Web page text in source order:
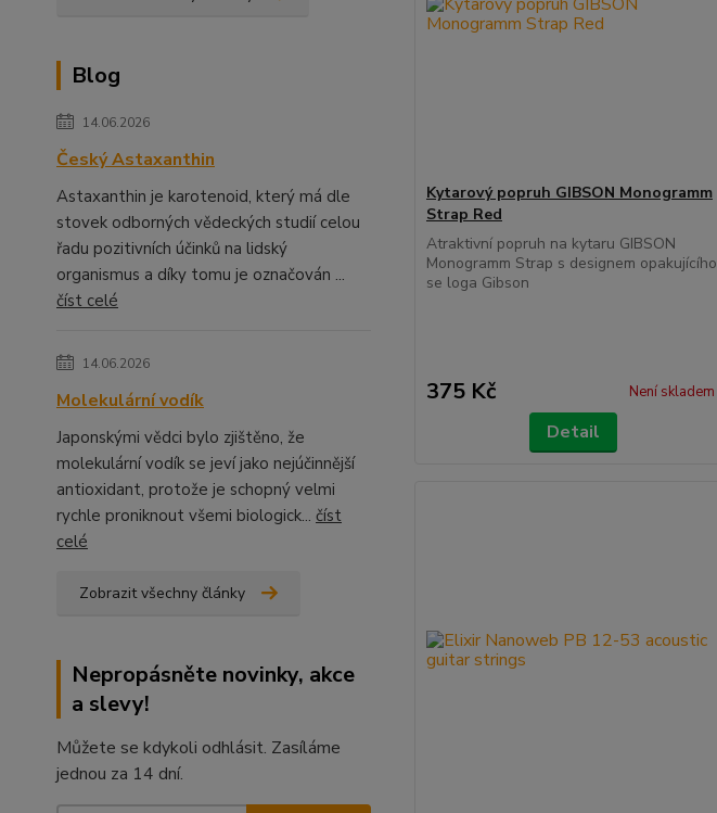
Blog
14.06.2026
Český Astaxanthin
Astaxanthin je karotenoid, který má dle
stovek odborných vědeckých studií celou
řadu pozitivních účinků na lidský
organismus a díky tomu je označován ...
číst celé
14.06.2026
Molekulární vodík
Japonskými vědci bylo zjištěno, že
molekulární vodík se jeví jako nejúčinnější
antioxidant, protože je schopný velmi
rychle proniknout všemi biologick... číst
celé
Zobrazit všechny články
Nepropásněte novinky, akce
a slevy!
Můžete se kdykoli odhlásit. Zasíláme
jednou za 14 dní.
Kytarový popruh GIBSON Monogramm
Strap Red
Atraktivní popruh na kytaru GIBSON
Monogramm Strap s designem opakujícího
se loga Gibson
375 Kč Není skladem
Detail